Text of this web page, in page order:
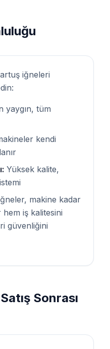
iğneleri
yaygın, tüm
kendi
Yüksek kalite,
makine kadar
iş kalitesini
güvenliğini
Sonrası